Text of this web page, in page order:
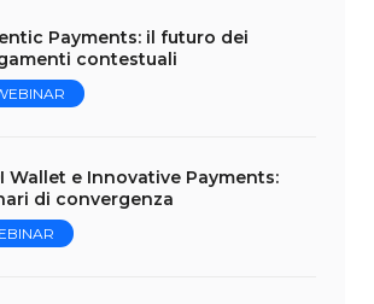
Payments: il futuro dei
contestuali
Wallet e Innovative Payments:
di convergenza